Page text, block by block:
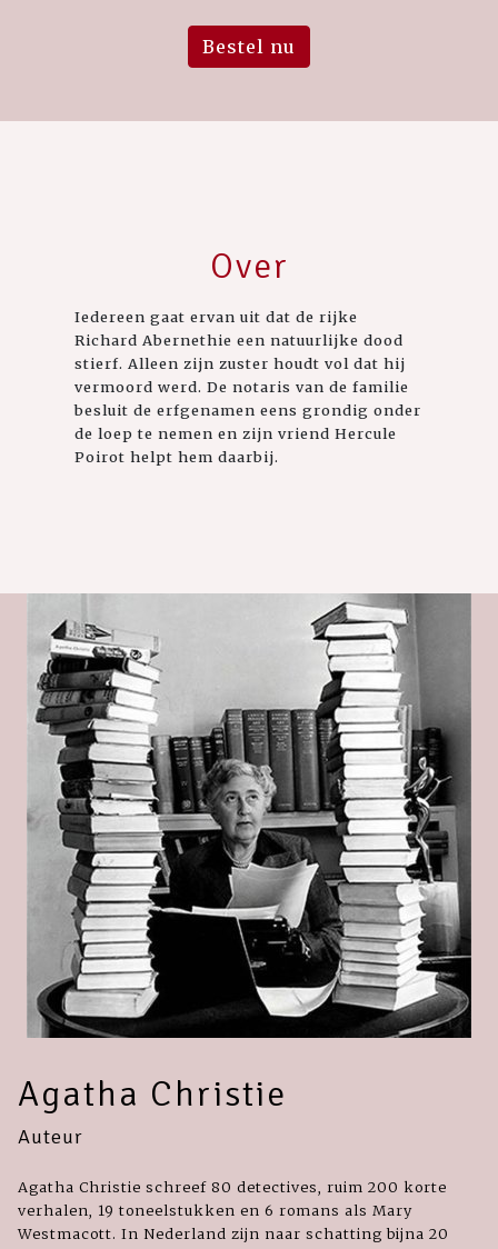
Bestel nu
Over
Iedereen gaat ervan uit dat de rijke
Richard Abernethie een natuurlijke dood
stierf. Alleen zijn zuster houdt vol dat hij
vermoord werd. De notaris van de familie
besluit de erfgenamen eens grondig onder
de loep te nemen en zijn vriend Hercule
Poirot helpt hem daarbij.
Agatha Christie
Auteur
Agatha Christie schreef 80 detectives, ruim 200 korte
verhalen, 19 toneelstukken en 6 romans als Mary
Westmacott. In Nederland zijn naar schatting bijna 20